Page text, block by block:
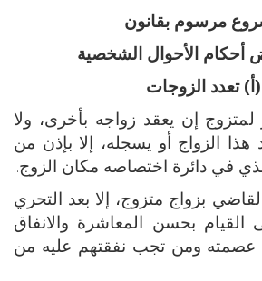
مرسوم بقانون
الأحوال الشخصية
(أ) تعدد الزوجات
لمتزوج إن يعقد زواجه بأخرى، ولا
الزواج أو يسجله، إلا بإذن من
في دائرة اختصاصه مكان الزوج.
بزواج متزوج، إلا بعد التحري
بحسن المعاشرة والانفاق
ومن تجب نفقتهم عليه من